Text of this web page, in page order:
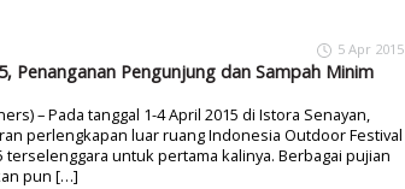
5 Apr 2015
Penanganan Pengunjung dan Sampah Minim
– Pada tanggal 1-4 April 2015 di Istora Senayan,
perlengkapan luar ruang Indonesia Outdoor Festival
terselenggara untuk pertama kalinya. Berbagai pujian
pun […]